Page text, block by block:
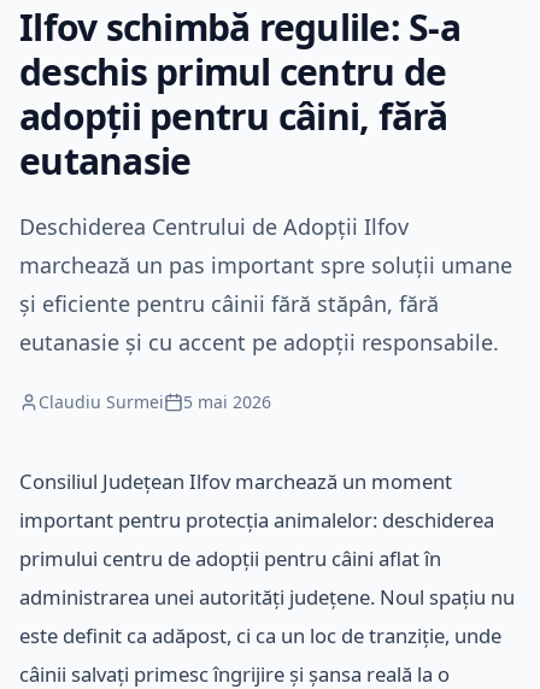
Ilfov schimbă regulile: S-a
deschis primul centru de
adopții pentru câini, fără
eutanasie
Deschiderea Centrului de Adopții Ilfov
marchează un pas important spre soluții umane
și eficiente pentru câinii fără stăpân, fără
eutanasie și cu accent pe adopții responsabile.
Claudiu Surmei 5 mai 2026
Consiliul Județean Ilfov marchează un moment
important pentru protecția animalelor: deschiderea
primului centru de adopții pentru câini aflat în
administrarea unei autorități județene. Noul spațiu nu
este definit ca adăpost, ci ca un loc de tranziție, unde
câinii salvați primesc îngrijire și șansa reală la o